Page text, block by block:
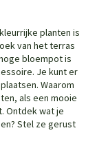
planten is
van het terras
bloempot is
Je kunt er
Waarom
als een mooie
Ontdek wat je
Stel ze gerust